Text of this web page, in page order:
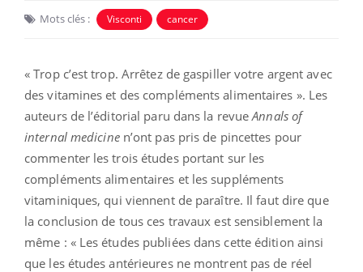
Mots clés : Visconti cancer
« Trop c’est trop. Arrêtez de gaspiller votre argent avec
des vitamines et des compléments alimentaires ». Les
auteurs de l’éditorial paru dans la revueAnnals of
internal medicinen’ont pas pris de pincettes pour
commenter les trois études portant sur les
compléments alimentaires et les suppléments
vitaminiques, qui viennent de paraître. Il faut dire que
la conclusion de tous ces travaux est sensiblement la
même : « Les études publiées dans cette édition ainsi
que les études antérieures ne montrent pas de réel